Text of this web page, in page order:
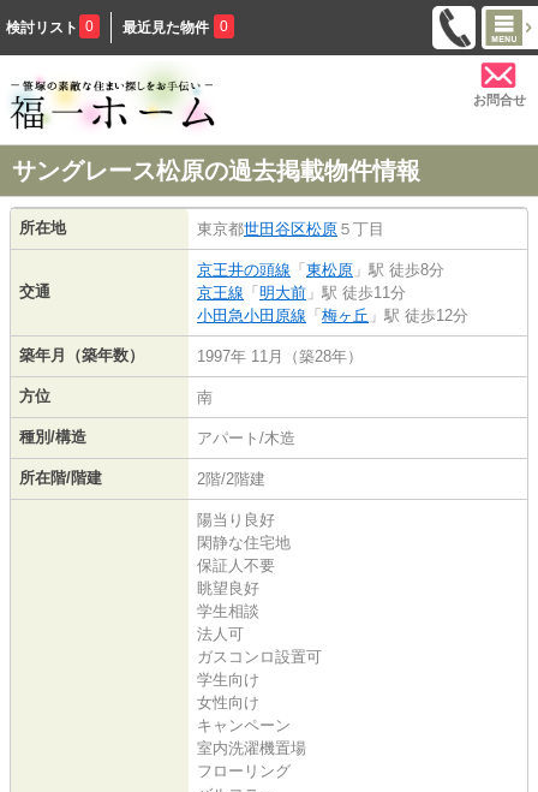
検討リスト 0 最近見た物件 0
お問合せ
サングレース松原の過去掲載物件情報
所在地 東京都世田谷区松原 ５丁目
交通
京王井の頭線 「東松原 」駅 徒歩8分
京王線 「明大前 」駅 徒歩11分
小田急小田原線 「梅ヶ丘 」駅 徒歩12分
築年月（築年数） 1997年 11月（築28年）
方位 南
種別/構造 アパート/木造
所在階/階建 2階/2階建
陽当り良好
閑静な住宅地
保証人不要
眺望良好
学生相談
法人可
ガスコンロ設置可
学生向け
女性向け
キャンペーン
室内洗濯機置場
フローリング